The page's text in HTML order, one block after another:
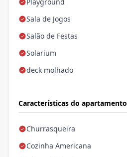
Sala de Jogos
Salão de Festas
Solarium
deck molhado
Características do apartamento
Churrasqueira
Cozinha Americana